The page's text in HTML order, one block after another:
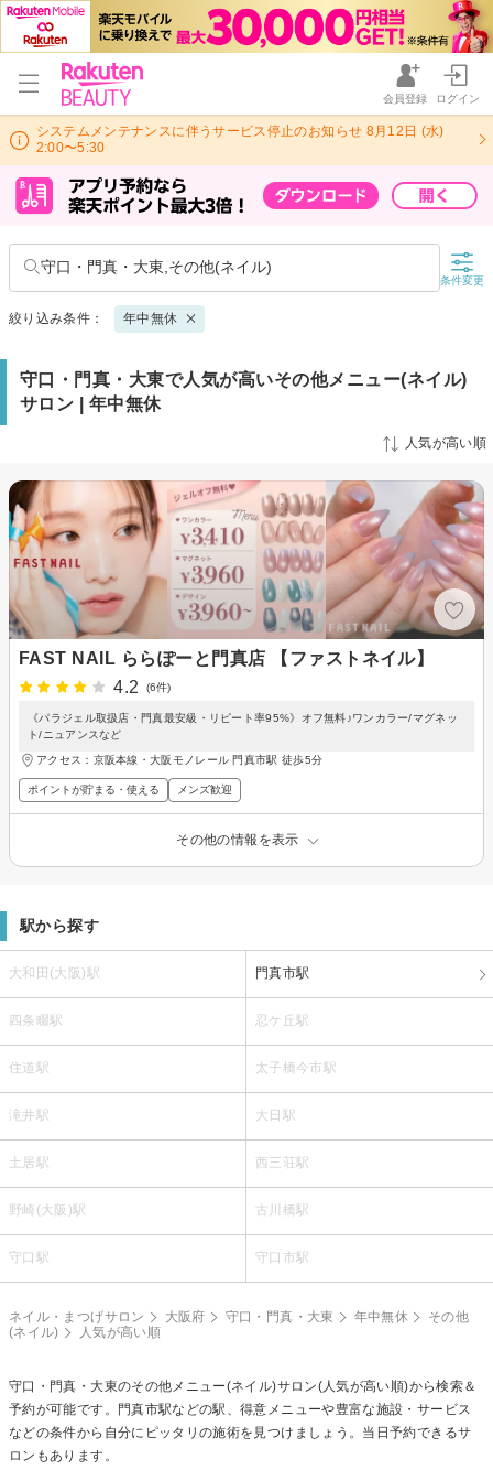
会員登録 ログイン
システムメンテナンスに伴うサービス停止のお知らせ 8月12日 (水)
2:00〜5:30
守口・門真・大東,その他(ネイル)
条件変更
絞り込み条件： 年中無休
守口・門真・大東で人気が高いその他メニュー(ネイル)
サロン | 年中無休
人気が高い順
FAST NAIL ららぽーと門真店 【ファストネイル】
4.2
(6件)
《パラジェル取扱店・門真最安級・リピート率95%》オフ無料♪ワンカラー/マグネッ
ト/ニュアンスなど
アクセス：京阪本線・大阪モノレール 門真市駅 徒歩5分
ポイントが貯まる・使える メンズ歓迎
その他の情報を表示
駅から探す
大和田(大阪)駅 門真市駅
四条畷駅 忍ケ丘駅
住道駅 太子橋今市駅
滝井駅 大日駅
土居駅 西三荘駅
野崎(大阪)駅 古川橋駅
守口駅 守口市駅
ネイル・まつげサロン 大阪府 守口・門真・大東 年中無休
その他
(ネイル)
人気が高い順
守口・門真・大東のその他メニュー(ネイル)サロン(人気が高い順)から検索＆
予約が可能です。門真市駅などの駅、得意メニューや豊富な施設・サービス
などの条件から自分にピッタリの施術を見つけましょう。当日予約できるサ
ロンもあります。